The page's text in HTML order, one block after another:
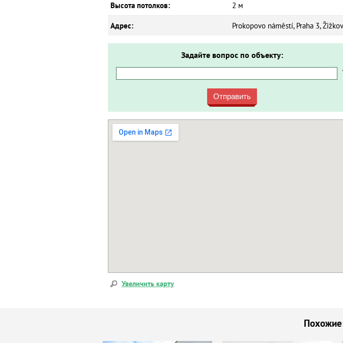
Высота потолков: 2 м
Адрес: Prokopovo náměstí, Praha 3, Žižkov
Задайте вопрос по объекту:
Отправить
Увеличить карту